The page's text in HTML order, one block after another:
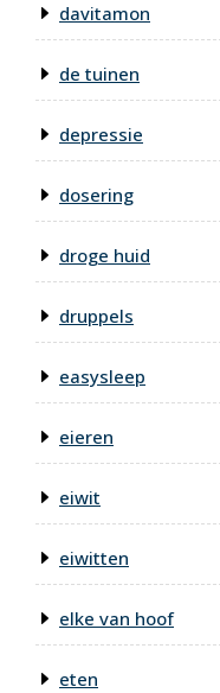
davitamon
de tuinen
depressie
dosering
droge huid
druppels
easysleep
eieren
eiwit
eiwitten
elke van hoof
eten